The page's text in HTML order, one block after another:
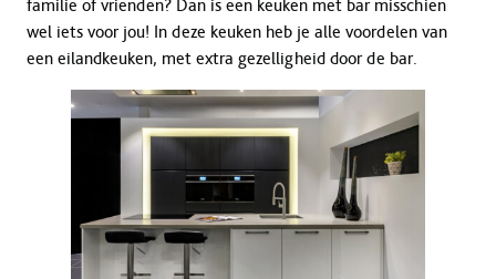
familie of vrienden? Dan is een keuken met bar misschien
wel iets voor jou! In deze keuken heb je alle voordelen van
een eilandkeuken, met extra gezelligheid door de bar.